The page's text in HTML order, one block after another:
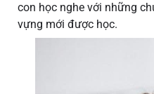
con học nghe với những
vựng mới được học.